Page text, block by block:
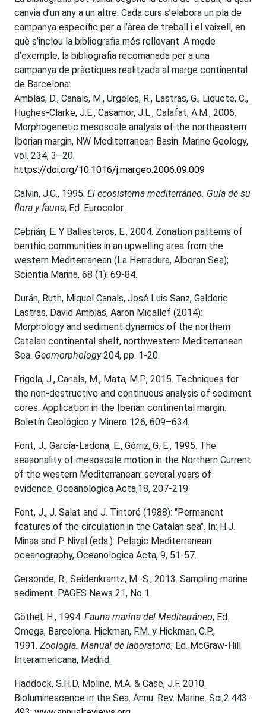
canvia d’un any a un altre. Cada curs s’elabora un pla de
campanya específic per a l’àrea de treball i el vaixell, en
què s’inclou la bibliografia més rellevant. A mode
d’exemple, la bibliografia recomanada per a una
campanya de pràctiques realitzada al marge continental
de Barcelona:
Amblas, D., Canals, M., Urgeles, R., Lastras, G., Liquete, C.,
Hughes-Clarke, J.E., Casamor, J.L., Calafat, A.M., 2006.
Morphogenetic mesoscale analysis of the northeastern
Iberian margin, NW Mediterranean Basin. Marine Geology,
vol. 234, 3–20.
https://doi.org/10.1016/j.margeo.2006.09.009
Calvin, J.C., 1995. El ecosistema mediterráneo. Guía de su
flora y fauna; Ed. Eurocolor.
Cebrián, E. Y Ballesteros, E., 2004. Zonation patterns of
benthic communities in an upwelling area from the
western Mediterranean (La Herradura, Alboran Sea);
Scientia Marina, 68 (1): 69-84.
Durán, Ruth, Miquel Canals, José Luis Sanz, Galderic
Lastras, David Amblas, Aaron Micallef (2014):
Morphology and sediment dynamics of the northern
Catalan continental shelf, northwestern Mediterranean
Sea. Geomorphology204, pp. 1-20.
Frigola, J., Canals, M., Mata, M.P., 2015. Techniques for
the non-destructive and continuous analysis of sediment
cores. Application in the Iberian continental margin.
Boletín Geológico y Minero 126, 609–634.
Font, J., García-Ladona, E., Górriz, G. E., 1995. The
seasonality of mesoscale motion in the Northern Current
of the western Mediterranean: several years of
evidence. Oceanologica Acta,18, 207-219.
Font, J., J. Salat and J. Tintoré (1988): "Permanent
features of the circulation in the Catalan sea". In: H.J.
Minas and P. Nival (eds.): Pelagic Mediterranean
oceanography, Oceanologica Acta, 9, 51-57.
Gersonde, R., Seidenkrantz, M.-S., 2013. Sampling marine
sediment. PAGES News 21, No 1.
Göthel, H., 1994. Fauna marina del Mediterráneo; Ed.
Omega, Barcelona. Hickman, F.M. y Hickman, C.P.,
1991. Zoología. Manual de laboratorio; Ed. McGraw-Hill
Interamericana, Madrid.
Haddock, S.H.D, Moline, M.A. & Case, J.F. 2010.
Bioluminescence in the Sea. Annu. Rev. Marine. Sci,2:443-